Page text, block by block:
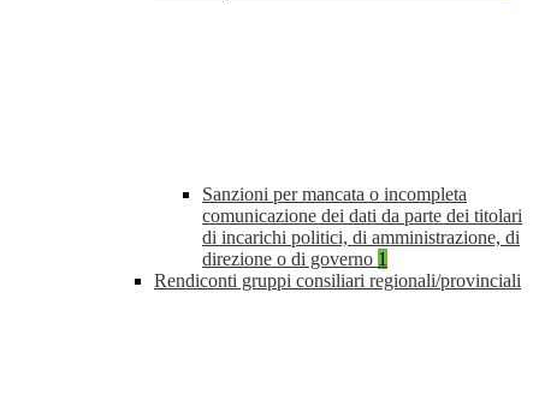
Sanzioni per mancata o incompleta
comunicazione dei dati da parte dei titolari
di incarichi politici, di amministrazione, di
direzione o di governo 1
Rendiconti gruppi consiliari regionali/provinciali